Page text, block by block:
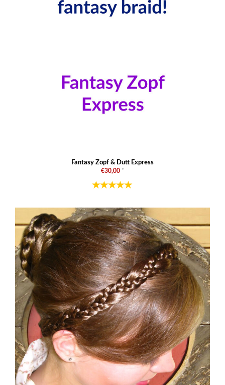
Fantasy Zopf & Dutt Express
€30,00 *